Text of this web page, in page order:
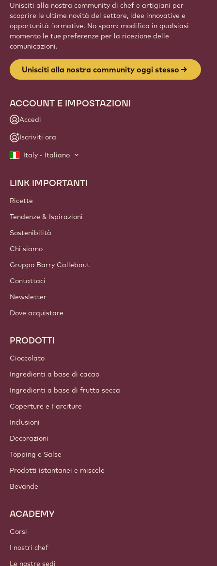
Unisciti alla nostra community di chef e artigiani per
scoprire le ultime novità del settore, idee innovative e
opportunità formative. No spam: modifica in qualsiasi
momento le tue preferenze per la ricezione delle
comunicazioni.
Unisciti alla nostra community oggi stesso
ACCOUNT E IMPOSTAZIONI
Accedi
Iscriviti ora
Italy - Italiano
Footer
Callebaut
LINK IMPORTANTI
Ricette
Tendenze & Ispirazioni
Sostenibilità
Chi siamo
Gruppo Barry Callebaut
Contattaci
Newsletter
Dove acquistare
PRODOTTI
Cioccolato
Ingredienti a base di cacao
Ingredienti a base di frutta secca
Coperture e Farciture
Inclusioni
Decorazioni
Topping e Salse
Prodotti istantanei e miscele
Bevande
ACADEMY
Corsi
I nostri chef
Le nostre sedi